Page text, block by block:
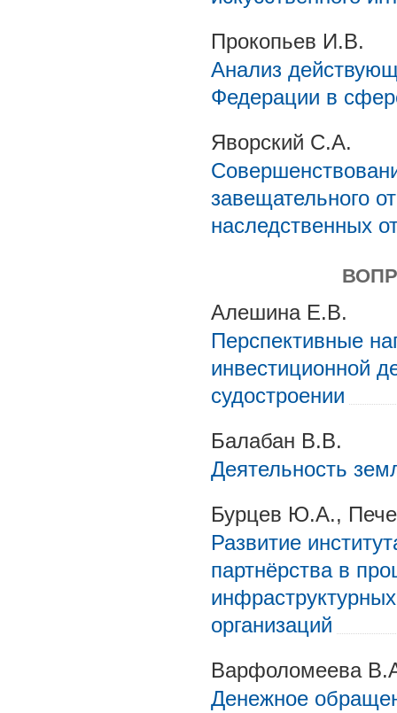
Прокопьев И.В.
Анализ
Федерации в
Яворский С.А.
завещательного
наследственных
Алешина Е.В.
Перспективные
инвестиционной
судостроении
Балабан В.В.
Деятельность
Бурцев Ю.А.,
Развитие
партнёрства в
организаций
Варфоломеева
Денежное